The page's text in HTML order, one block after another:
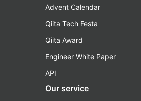
Advent Calendar
Qiita Tech Festa
Qiita Award
Engineer White Paper
API
Our service